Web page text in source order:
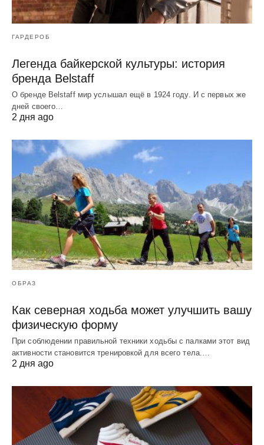
ГАРДЕРОБ
Легенда байкерской культуры: история
бренда Belstaff
О бренде Belstaff мир услышал ещё в 1924 году. И с первых же
дней своего…
2 дня ago
ОБРАЗ
Как северная ходьба может улучшить вашу
физическую форму
При соблюдении правильной техники ходьбы с палками этот вид
активности становится тренировкой для всего тела.…
2 дня ago